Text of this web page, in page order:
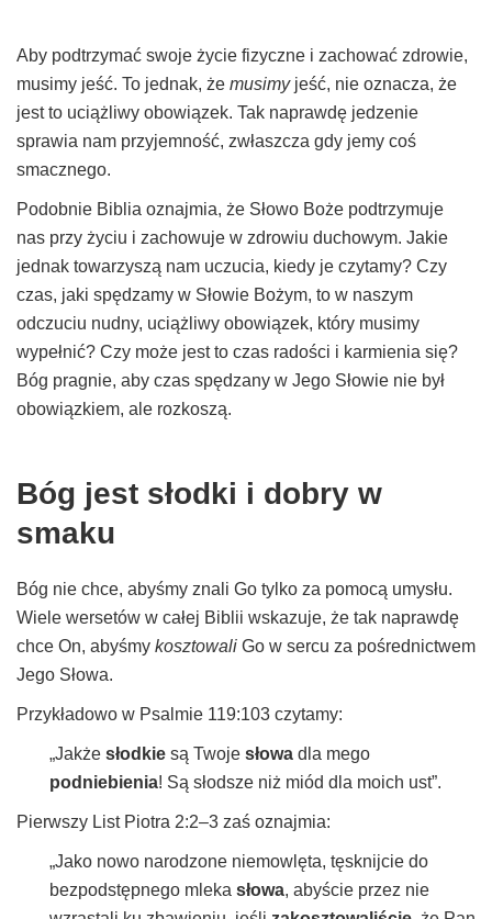
Aby podtrzymać swoje życie fizyczne i zachować zdrowie,
musimy jeść. To jednak, że musimyjeść, nie oznacza, że
jest to uciążliwy obowiązek. Tak naprawdę jedzenie
sprawia nam przyjemność, zwłaszcza gdy jemy coś
smacznego.
Podobnie Biblia oznajmia, że Słowo Boże podtrzymuje
nas przy życiu i zachowuje w zdrowiu duchowym. Jakie
jednak towarzyszą nam uczucia, kiedy je czytamy? Czy
czas, jaki spędzamy w Słowie Bożym, to w naszym
odczuciu nudny, uciążliwy obowiązek, który musimy
wypełnić? Czy może jest to czas radości i karmienia się?
Bóg pragnie, aby czas spędzany w Jego Słowie nie był
obowiązkiem, ale rozkoszą.
Bóg jest słodki i dobry w
smaku
Bóg nie chce, abyśmy znali Go tylko za pomocą umysłu.
Wiele wersetów w całej Biblii wskazuje, że tak naprawdę
chce On, abyśmy kosztowali Go w sercu za pośrednictwem
Jego Słowa.
Przykładowo w Psalmie 119:103 czytamy:
„Jakże słodkie są Twoje słowa dla mego
podniebienia! Są słodsze niż miód dla moich ust”.
Pierwszy List Piotra 2:2–3 zaś oznajmia:
„Jako nowo narodzone niemowlęta, tęsknijcie do
bezpodstępnego mleka słowa, abyście przez nie